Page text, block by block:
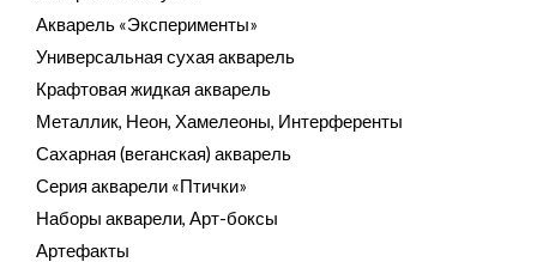
Акварель «Эксперименты»
Универсальная сухая акварель
Крафтовая жидкая акварель
Металлик, Неон, Хамелеоны, Интерференты
Сахарная (веганская) акварель
Серия акварели «Птички»
Наборы акварели, Арт-боксы
Артефакты